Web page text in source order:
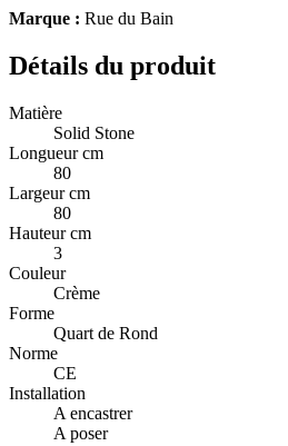
Marque : Rue du Bain
Détails du produit
Matière
Solid Stone
Longueur cm
80
Largeur cm
80
Hauteur cm
3
Couleur
Crème
Forme
Quart de Rond
Norme
CE
Installation
A encastrer
A poser